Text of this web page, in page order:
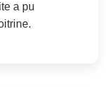
a pu